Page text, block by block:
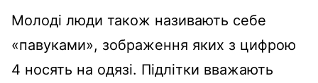
Молоді люди також називають себе
«павуками», зображення яких з цифрою
4 носять на одязі. Підлітки вважають